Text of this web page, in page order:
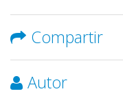
Compartir
Autor